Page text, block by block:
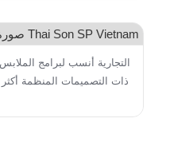
ذات التصميمات المنظمة